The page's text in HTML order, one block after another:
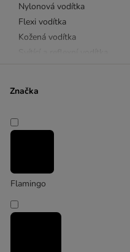
Nylonová vodítka
Flexi vodítka
Kožená vodítka
Nylonové obojky
Výcvikové obojky
Reflexní obojky
Značka
Flamingo